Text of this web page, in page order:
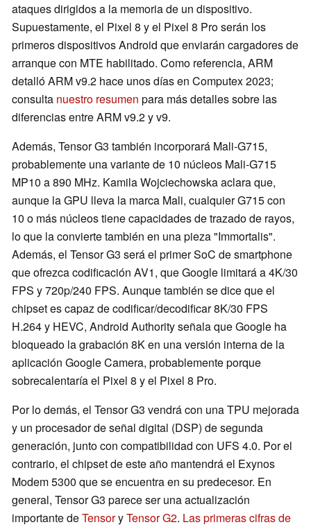
ataques dirigidos a la memoria de un dispositivo.
Supuestamente, el Pixel 8 y el Pixel 8 Pro serán los
primeros dispositivos Android que enviarán cargadores de
arranque con MTE habilitado. Como referencia, ARM
detalló ARM v9.2 hace unos días en Computex 2023;
consulta nuestro resumen para más detalles sobre las
diferencias entre ARM v9.2 y v9.
Además, Tensor G3 también incorporará Mali-G715,
probablemente una variante de 10 núcleos Mali-G715
MP10 a 890 MHz. Kamila Wojciechowska aclara que,
aunque la GPU lleva la marca Mali, cualquier G715 con
10 o más núcleos tiene capacidades de trazado de rayos,
lo que la convierte también en una pieza "Immortalis".
Además, el Tensor G3 será el primer SoC de smartphone
que ofrezca codificación AV1, que Google limitará a 4K/30
FPS y 720p/240 FPS. Aunque también se dice que el
chipset es capaz de codificar/decodificar 8K/30 FPS
H.264 y HEVC, Android Authority señala que Google ha
bloqueado la grabación 8K en una versión interna de la
aplicación Google Camera, probablemente porque
sobrecalentaría el Pixel 8 y el Pixel 8 Pro.
Por lo demás, el Tensor G3 vendrá con una TPU mejorada
y un procesador de señal digital (DSP) de segunda
generación, junto con compatibilidad con UFS 4.0. Por el
contrario, el chipset de este año mantendrá el Exynos
Modem 5300 que se encuentra en su predecesor. En
general, Tensor G3 parece ser una actualización
importante deTensoryTensor G2. Las primeras cifras de